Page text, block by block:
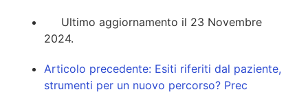
Ultimo aggiornamento il 23 Novembre
2024.
Articolo precedente: Esiti riferiti dal paziente,
strumenti per un nuovo percorso? Prec